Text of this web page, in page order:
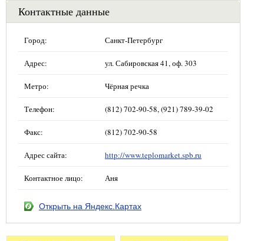
Контактные данные
Город: Санкт-Петербург
Адрес: ул. Сабировская 41, оф. 303
Метро: Чёрная речка
Телефон: (812) 702-90-58, (921) 789-39-02
Факс: (812) 702-90-58
Адрес сайта: http://www.teplomarket.spb.ru
Контактное лицо: Аня
Открыть на Яндекс.Картах